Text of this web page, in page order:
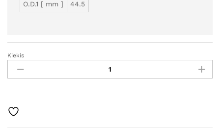
O.D.1 [ mm ] 44.5
GDB130674
Autostarteris
Kiekis